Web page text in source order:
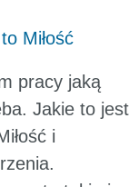
Miłość
pracy jaką
Jakie to jest
i